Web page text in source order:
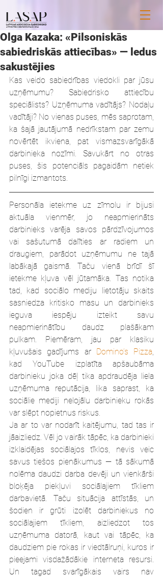
Olga Kazaka: «Pilsoniskās
sabiedriskās attiecības» — ledus
sakustējies
Kas veido sabiedrības viedokli par jūsu
uzņēmumu? Sabiedrisko attiecību
speciālists? Uzņēmuma vadītājs? Nodaļu
vadītāji? No vienas puses, mēs saprotam,
ka šajā jautājumā nedrīkstam par zemu
novērtēt ikviena, pat vismazsvarīgākā
darbinieka nozīmi. Savukārt no otras
puses, šis potenciāls pagaidām netiek
pilnīgi izmantots.
Personāla ietekme uz zīmolu ir bijusi
aktuāla vienmēr, jo neapmierināts
darbinieks varēja savos pārdzīvojumos
vai sašutumā dalīties ar radiem un
draugiem, parādot uzņēmumu ne tajā
labākajā gaismā. Taču vienā brīdī šī
ietekme kļuva vēl jūtamāka. Tas notika
tad, kad sociālo mediju lietotāju skaits
sasniedza kritisko masu un darbinieks
ieguva iespēju izteikt savu
neapmierinātību daudz plašākam
pulkam. Piemēram, jau par klasiku
kļuvušais gadījums ar Domino’s Pizza,
kad YouTube izplatīta apšaubāma
darbinieku joka dēļ tika apdraudēja liela
uzņēmuma reputācija, lika saprast, ka
sociālie mediji nelojālu darbinieku rokās
var slēpt nopietnus riskus.
Ja ar to var nodarīt kaitējumu, tad tas ir
jāaizliedz. Vēl jo vairāk tāpēc, ka darbinieki
izklaidējas sociālajos tīklos, nevis veic
savus tiešos pienākumus — tā sākumā
nolēma daudzi darba devēji un vienkārši
bloķēja piekļuvi sociālajiem tīkliem
darbavietā. Taču situācija attīstās, un
šodien ir grūti izolēt darbiniekus no
sociālajiem tīkliem, aizliedzot tos
uzņēmuma datorā, kaut vai tāpēc, ka
daudziem pie rokas ir viedtālruņi, kuros ir
pieejami visdažādākie interneta resursi.
Un tagad svarīgākais vairs nav